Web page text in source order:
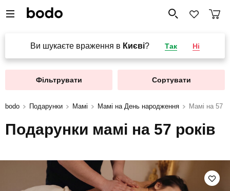
Ви шукаєте враження в Києві? Так Ні
Фільтрувати Сортувати
bodo Подарунки Мамі Мамі на День народження Мамі на 57
Подарунки мамі на 57 років